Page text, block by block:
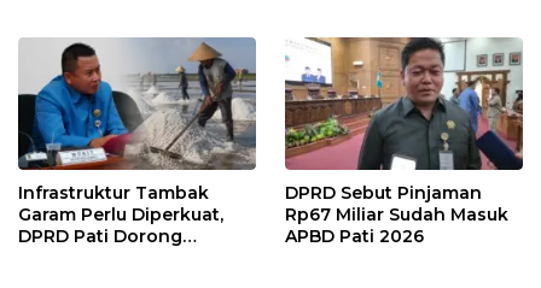
Infrastruktur Tambak
Garam Perlu Diperkuat,
DPRD Pati Dorong
DPRD Sebut Pinjaman
Rp67 Miliar Sudah Masuk
APBD Pati 2026